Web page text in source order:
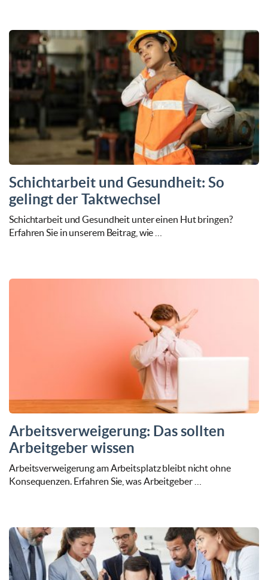
Schichtarbeit und Gesundheit: So
gelingt der Taktwechsel
Schichtarbeit und Gesundheit unter einen Hut bringen?
Erfahren Sie in unserem Beitrag, wie …
Arbeitsverweigerung: Das sollten
Arbeitgeber wissen
Arbeitsverweigerung am Arbeitsplatz bleibt nicht ohne
Konsequenzen. Erfahren Sie, was Arbeitgeber …